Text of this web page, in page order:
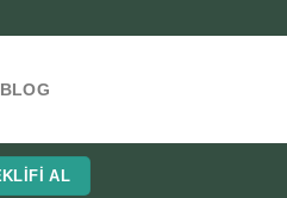
BLOG
AL